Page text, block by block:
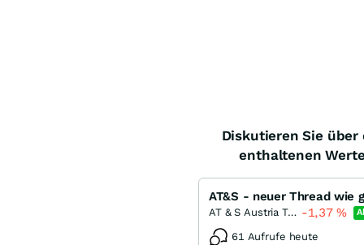
Diskutieren Sie über
enthaltenen
AT & S Austria Technologie & Systemtechnik -1,37%
61 Aufrufe heute